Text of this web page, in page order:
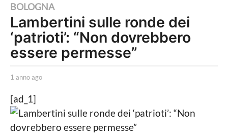
1
a
n
n
a
o
a
BOLOGNA
Lambertini sulle ronde dei
‘patrioti’: “Non dovrebbero
essere permesse”
b
L
a
P
o
1 anno ago
o
a
[ad_1]